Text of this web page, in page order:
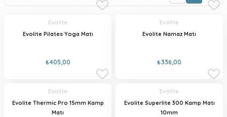
Evolite
Evolite Pilates Yoga Matı
₺405,00
Evolite
Evolite Namaz Matı
₺336,00
Evolite
Evolite Thermic Pro 15mm Kamp
Matı
Evolite
Evolite Superlite 300 Kamp Matı
10mm